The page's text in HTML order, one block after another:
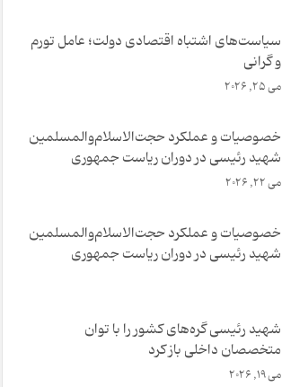
سیاست‌های اشتباه اقتصادی دولت؛ عامل تورم
و گرانی
می 25, 2026
خصوصیات و عملکرد حجت‌الاسلام‌والمسلمین
شهید رئیسی در دوران ریاست جمهوری
می 22, 2026
خصوصیات و عملکرد حجت‌الاسلام‌والمسلمین
شهید رئیسی در دوران ریاست جمهوری
شهید رئیسی گره‌های کشور را با توان
متخصصان داخلی باز کرد
می 19, 2026